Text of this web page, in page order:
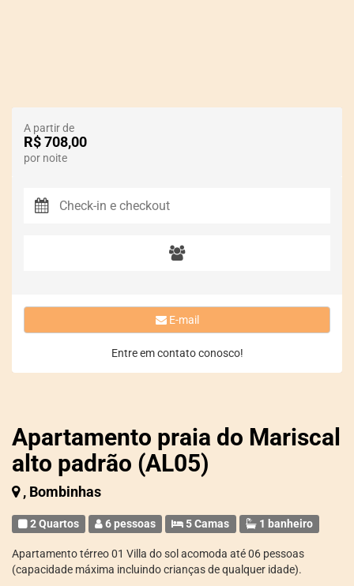
Apartamento praia do Mariscal
alto padrão (AL05)
, Bombinhas
2 Quartos 6 pessoas 5 Camas 1 banheiro
Apartamento térreo 01 Villa do sol acomoda até 06 pessoas
(capacidade máxima incluindo crianças de qualquer idade).
A partir de
R$ 708,00
por noite
E-mail
Entre em contato conosco!